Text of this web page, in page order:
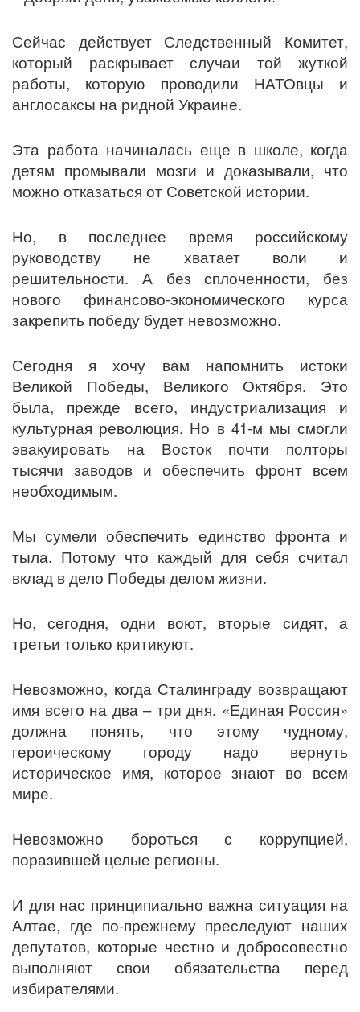
Сейчас действует Следственный Комитет,
который раскрывает случаи той жуткой
работы, которую проводили НАТОвцы и
англосаксы на ридной Украине.
Эта работа начиналась еще в школе, когда
детям промывали мозги и доказывали, что
можно отказаться от Советской истории.
Но, в последнее время российскому
руководству не хватает воли и
решительности. А без сплоченности, без
нового финансово-экономического курса
закрепить победу будет невозможно.
Сегодня я хочу вам напомнить истоки
Великой Победы, Великого Октября. Это
была, прежде всего, индустриализация и
культурная революция. Но в 41-м мы смогли
эвакуировать на Восток почти полторы
тысячи заводов и обеспечить фронт всем
необходимым.
Мы сумели обеспечить единство фронта и
тыла. Потому что каждый для себя считал
вклад в дело Победы делом жизни.
Но, сегодня, одни воют, вторые сидят, а
третьи только критикуют.
Невозможно, когда Сталинграду возвращают
имя всего на два – три дня. «Единая Россия»
должна понять, что этому чудному,
героическому городу надо вернуть
историческое имя, которое знают во всем
мире.
Невозможно бороться с коррупцией,
поразившей целые регионы.
И для нас принципиально важна ситуация на
Алтае, где по-прежнему преследуют наших
депутатов, которые честно и добросовестно
выполняют свои обязательства перед
избирателями.